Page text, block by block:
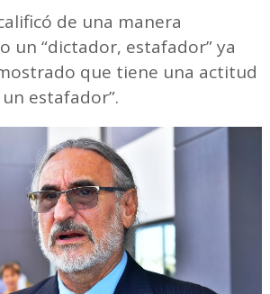
de una manera
un “dictador, estafador” ya
que tiene una actitud
estafador”.